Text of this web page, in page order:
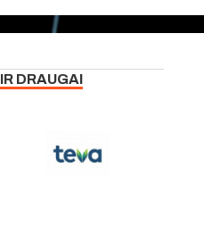
DRAUGAI